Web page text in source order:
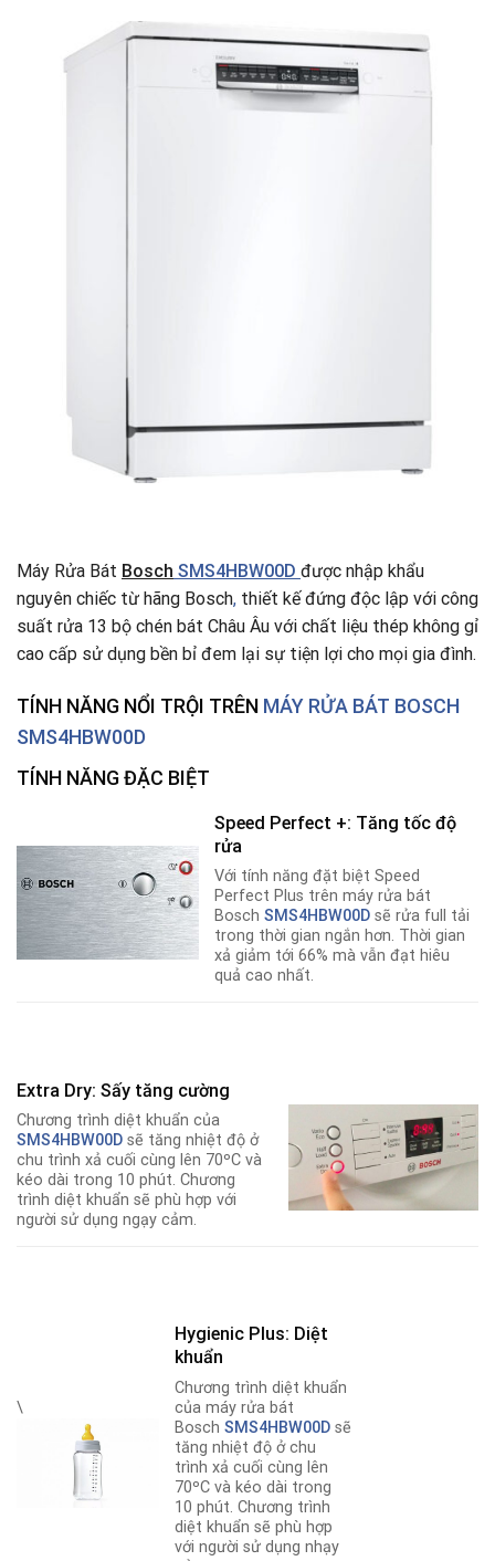
Máy Rửa Bát Bosch SMS4HBW00D được nhập khẩu
nguyên chiếc từ hãng Bosch, thiết kế đứng độc lập với công
suất rửa 13 bộ chén bát Châu Âu với chất liệu thép không gỉ
cao cấp sử dụng bền bỉ đem lại sự tiện lợi cho mọi gia đình.
TÍNH NĂNG NỔI TRỘI TRÊN MÁY RỬA BÁT BOSCH
SMS4HBW00D
TÍNH NĂNG ĐẶC BIỆT
Speed Perfect +: Tăng tốc độ
rửa
Với tính năng đặt biệt Speed
Perfect Plus trên máy rửa bát
BoschSMS4HBW00D sẽ rửa full tải
trong thời gian ngắn hơn. Thời gian
xả giảm tới 66% mà vẫn đạt hiêu
quả cao nhất.
Extra Dry: Sấy tăng cường
Chương trình diệt khuẩn của
SMS4HBW00D sẽ tăng nhiệt độ ở
chu trình xả cuối cùng lên 70ºC và
kéo dài trong 10 phút. Chương
trình diệt khuẩn sẽ phù hợp với
người sử dụng ngạy cảm.
\
Hygienic Plus: Diệt
khuẩn
Chương trình diệt khuẩn
của máy rửa bát
BoschSMS4HBW00D sẽ
tăng nhiệt độ ở chu
trình xả cuối cùng lên
70ºC và kéo dài trong
10 phút. Chương trình
diệt khuẩn sẽ phù hợp
với người sử dụng nhạy